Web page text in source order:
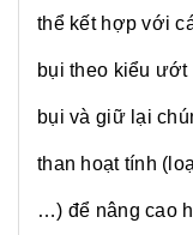
thể kết hợp với
bụi theo kiểu
bụi và giữ lại
than hoạt tính
…) để nâng cao